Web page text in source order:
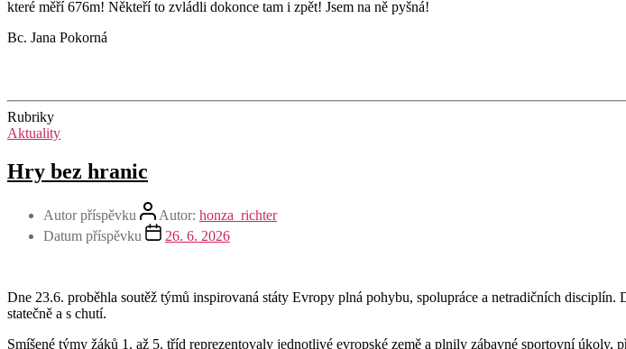
které měří 676m! Někteří to zvládli dokonce tam i zpět! Jsem na ně pyšná!
Bc. Jana Pokorná
Rubriky
Aktuality
Hry bez hranic
Autor příspěvku Autor: honza_richter
Datum příspěvku
26. 6. 2026
Dne 23.6. proběhla soutěž týmů inspirovaná státy Evropy plná pohybu, spolupráce a netradičních
statečně a s chutí.
Smíšené týmy žáků 1. až 5. tříd reprezentovaly jednotlivé evropské země a plnily zábavné sportovní